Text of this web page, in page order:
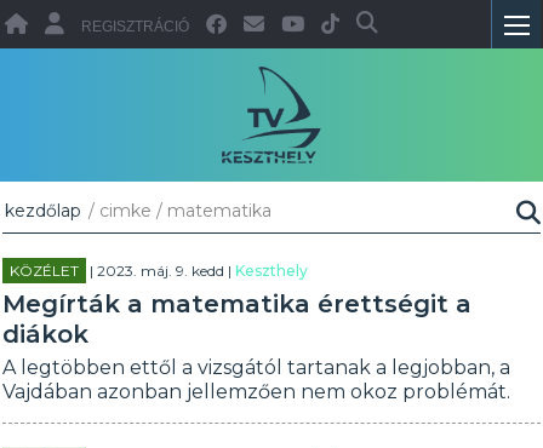
REGISZTRÁCIÓ
kezdőlap / cimke / matematika
KÖZÉLET | 2023. máj. 9. kedd |Keszthely
Megírták a matematika érettségit a
diákok
A legtöbben ettől a vizsgától tartanak a legjobban, a
Vajdában azonban jellemzően nem okoz problémát.